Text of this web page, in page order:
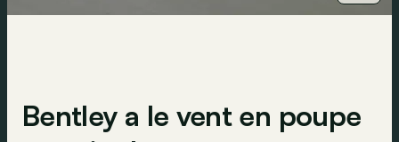
Bentley a le vent en poupe